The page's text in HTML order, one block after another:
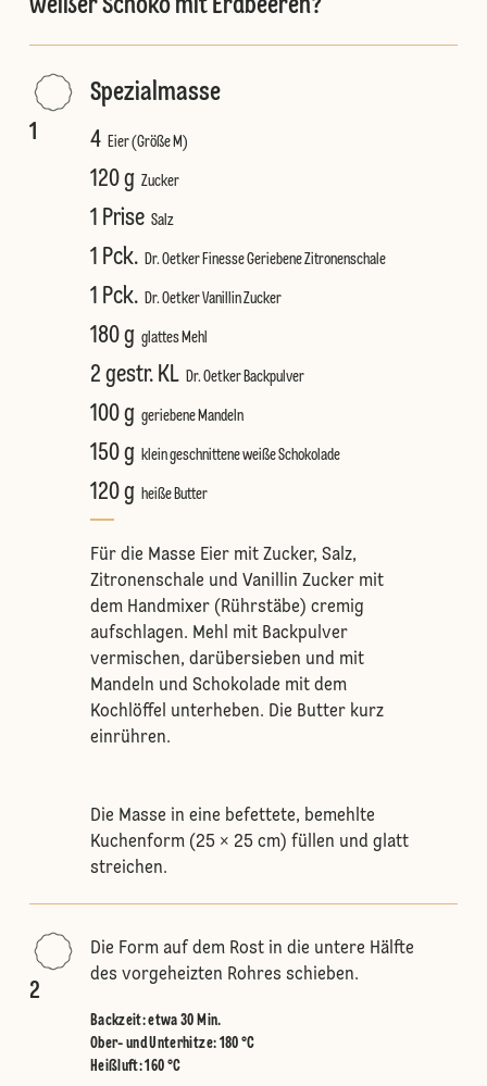
weißer Schoko mit Erdbeeren?
1
Spezialmasse
4 Eier (Größe M)
120 g Zucker
1 Prise Salz
1 Pck. Dr. Oetker Finesse Geriebene Zitronenschale
1 Pck. Dr. Oetker Vanillin Zucker
180 g glattes Mehl
2 gestr. KL Dr. Oetker Backpulver
100 g geriebene Mandeln
150 g klein geschnittene weiße Schokolade
120 g heiße Butter
Für die Masse Eier mit Zucker, Salz,
Zitronenschale und Vanillin Zucker mit
dem Handmixer (Rührstäbe) cremig
aufschlagen. Mehl mit Backpulver
vermischen, darübersieben und mit
Mandeln und Schokolade mit dem
Kochlöffel unterheben. Die Butter kurz
einrühren.
Die Masse in eine befettete, bemehlte
Kuchenform (25 × 25 cm) füllen und glatt
streichen.
2
Die Form auf dem Rost in die untere Hälfte
des vorgeheizten Rohres schieben.
Backzeit: etwa 30 Min.
Ober- und Unterhitze: 180 °C
Heißluft:160 °C